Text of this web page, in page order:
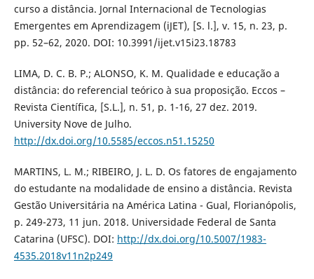
curso a distância. Jornal Internacional de Tecnologias
Emergentes em Aprendizagem (iJET), [S. l.], v. 15, n. 23, p.
pp. 52–62, 2020. DOI: 10.3991/ijet.v15i23.18783
LIMA, D. C. B. P.; ALONSO, K. M. Qualidade e educação a
distância: do referencial teórico à sua proposição. Eccos –
Revista Científica, [S.L.], n. 51, p. 1-16, 27 dez. 2019.
University Nove de Julho.
http://dx.doi.org/10.5585/eccos.n51.15250
MARTINS, L. M.; RIBEIRO, J. L. D. Os fatores de engajamento
do estudante na modalidade de ensino a distância. Revista
Gestão Universitária na América Latina - Gual, Florianópolis,
p. 249-273, 11 jun. 2018. Universidade Federal de Santa
Catarina (UFSC). DOI: http://dx.doi.org/10.5007/1983-
4535.2018v11n2p249